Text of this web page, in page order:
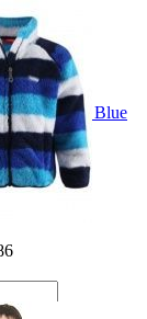
Duro Blue